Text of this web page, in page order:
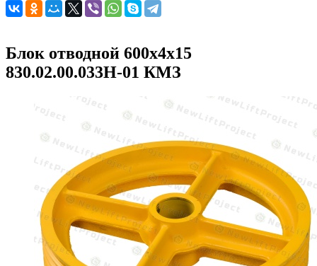
Блок отводной 600х4х15
830.02.00.033Н-01 КМЗ